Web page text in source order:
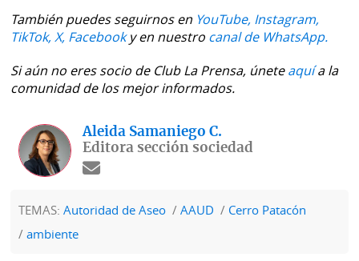
También puedes seguirnos en YouTube, Instagram,
TikTok, X, Facebooky en nuestro canal de WhatsApp.
Si aún no eres socio de Club La Prensa, úneteaquía la
comunidad de los mejor informados.
Aleida Samaniego C.
Editora sección sociedad
TEMAS:Autoridad de Aseo AAUD
Cerro Patacón
ambiente